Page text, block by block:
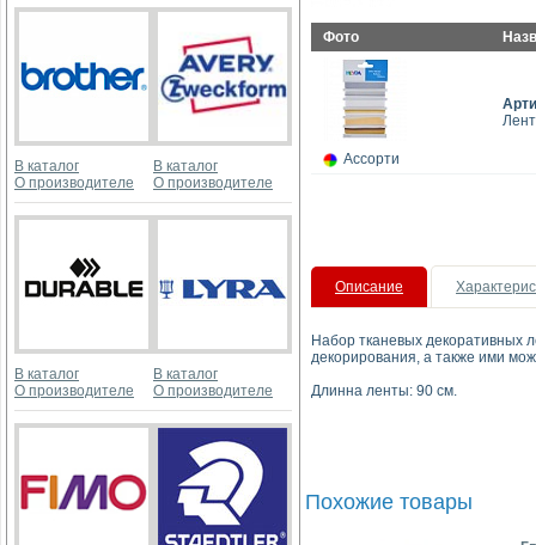
В каталог
О производителе
В каталог
О производителе
В каталог
О производителе
В каталог
О производителе
Фото
Ассорти
Описание
Набор тканевых декоративных
декорирования, а также ими
Длинна ленты: 90 см.
Похожие товары